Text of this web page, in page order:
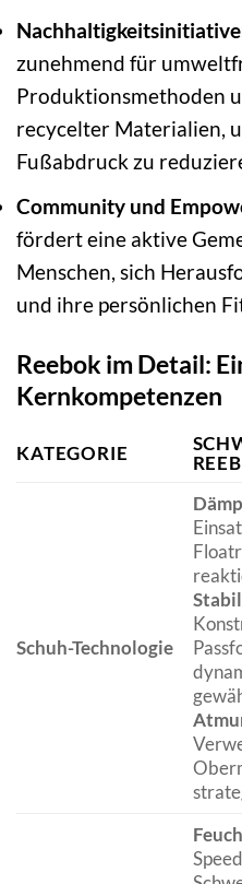
zunehmend für
Produktionsmethoden
recycelter Materialien,
Fußabdruck zu
Community und
fördert eine aktive
Menschen, sich
und ihre persönlichen
Reebok im Detail:
Kernkompetenzen
KATEGORIE
Schuh-Technologie